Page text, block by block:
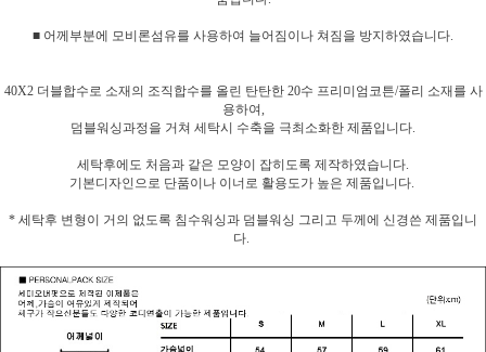
■ 어께부분에 모비론섬유를 사용하여 늘어짐이나 쳐짐을 방지하였습니다.
40X2 더블합수로 소재의 조직합수를 올린 탄탄한 20수 프리미엄코튼/폴리 소재를 사
용하여,
덤블워싱과정을 거쳐 세탁시 수축을 극최소화한 제품입니다.
세탁후에도 처음과 같은 모양이 잡히도록 제작하였습니다.
기본디자인으로 단품이나 이너로 활용도가 높은 제품입니다.
* 세탁후 변형이 거의 없도록 침수워싱과 덤블워싱 그리고 두께에 신경쓴 제품입니
다.